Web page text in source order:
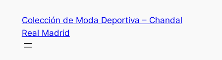
contenido
Colección de Moda Deportiva – Chandal
Real Madrid